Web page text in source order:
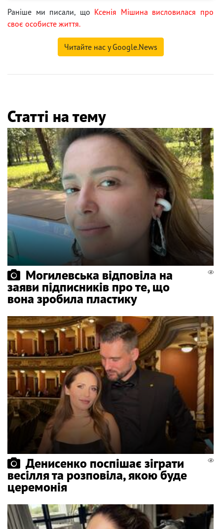
Раніше ми писали, що Ксенія Мішина висловилася про
своє особисте життя.
Читайте нас у Google.News
Статті на тему
Могилевська відповіла на
заяви підписників про те, що
вона зробила пластику
Денисенко поспішає зіграти
весілля та розповіла, якою буде
церемонія